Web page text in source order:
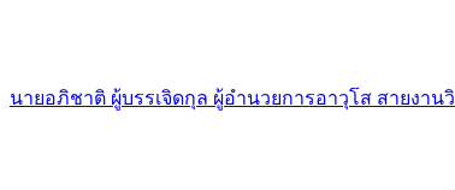
นายอภิชาติ ผู้บรรเจิดกุล ผู้อำนวยการอาวุโส สายงา